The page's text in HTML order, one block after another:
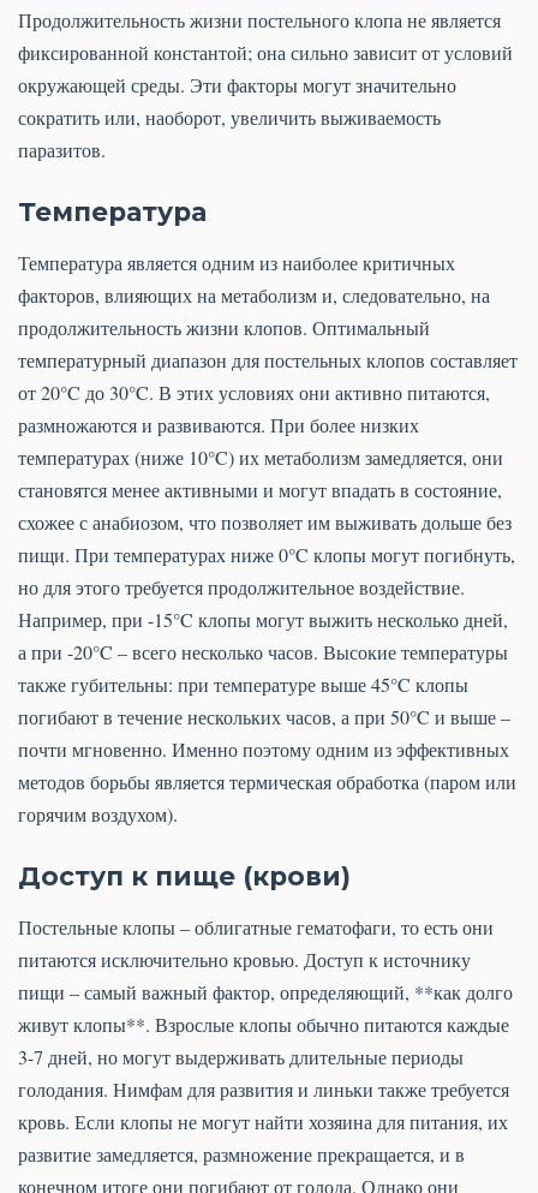
Продолжительность жизни постельного клопа не является
фиксированной константой; она сильно зависит от условий
окружающей среды. Эти факторы могут значительно
сократить или, наоборот, увеличить выживаемость
паразитов.
Температура
Температура является одним из наиболее критичных
факторов, влияющих на метаболизм и, следовательно, на
продолжительность жизни клопов. Оптимальный
температурный диапазон для постельных клопов составляет
от 20°C до 30°C. В этих условиях они активно питаются,
размножаются и развиваются. При более низких
температурах (ниже 10°C) их метаболизм замедляется, они
становятся менее активными и могут впадать в состояние,
схожее с анабиозом, что позволяет им выживать дольше без
пищи. При температурах ниже 0°C клопы могут погибнуть,
но для этого требуется продолжительное воздействие.
Например, при -15°C клопы могут выжить несколько дней,
а при -20°C – всего несколько часов. Высокие температуры
также губительны: при температуре выше 45°C клопы
погибают в течение нескольких часов, а при 50°C и выше –
почти мгновенно. Именно поэтому одним из эффективных
методов борьбы является термическая обработка (паром или
горячим воздухом).
Доступ к пище (крови)
Постельные клопы – облигатные гематофаги, то есть они
питаются исключительно кровью. Доступ к источнику
пищи – самый важный фактор, определяющий, **как долго
живут клопы**. Взрослые клопы обычно питаются каждые
3-7 дней, но могут выдерживать длительные периоды
голодания. Нимфам для развития и линьки также требуется
кровь. Если клопы не могут найти хозяина для питания, их
развитие замедляется, размножение прекращается, и в
конечном итоге они погибают от голода. Однако они